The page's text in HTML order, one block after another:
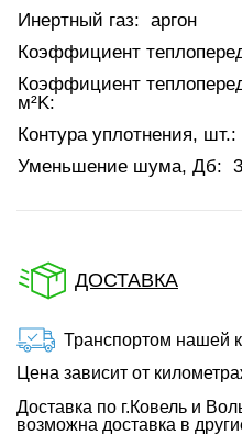
Инертный газ: аргон
Коэффициент
Коэффициент
м²K:
Контура уплотнения, шт.:
Уменьшение шума, Дб:
ДОСТАВКА
Транспортом нашей
Цена зависит от
Доставка по г.Ковель и
возможна доставка в